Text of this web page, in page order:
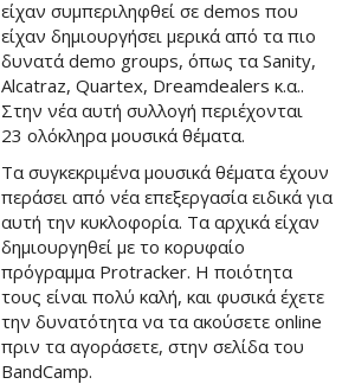
είχαν συμπεριληφθεί σε demos που
είχαν δημιουργήσει μερικά από τα πιο
δυνατά demo groups, όπως τα Sanity,
Alcatraz, Quartex, Dreamdealers κ.α..
Στην νέα αυτή συλλογή περιέχονται
23 ολόκληρα μουσικά θέματα.
Τα συγκεκριμένα μουσικά θέματα έχουν
περάσει από νέα επεξεργασία ειδικά για
αυτή την κυκλοφορία. Τα αρχικά είχαν
δημιουργηθεί με το κορυφαίο
πρόγραμμα Protracker. Η ποιότητα
τους είναι πολύ καλή, και φυσικά έχετε
την δυνατότητα να τα ακούσετε online
πριν τα αγοράσετε, στην σελίδα του
BandCamp.